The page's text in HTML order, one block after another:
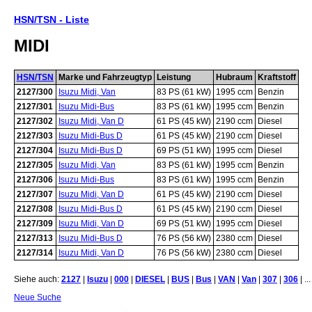
HSN/TSN - Liste
MIDI
HSN/TSN Marke und Fahrzeugtyp Leistung Hubraum
Kraftstoff
2127/300
Isuzu Midi, Van 83 PS (61 kW) 1995 ccm
Benzin
2127/301
Isuzu Midi-Bus 83 PS (61 kW) 1995 ccm
Benzin
2127/302
Isuzu Midi, Van D 61 PS (45 kW) 2190 ccm
Diesel
2127/303
Isuzu Midi-Bus D 61 PS (45 kW) 2190 ccm
Diesel
2127/304
Isuzu Midi-Bus D 69 PS (51 kW) 1995 ccm
Diesel
2127/305
Isuzu Midi, Van 83 PS (61 kW) 1995 ccm
Benzin
2127/306
Isuzu Midi-Bus 83 PS (61 kW) 1995 ccm
Benzin
2127/307
Isuzu Midi, Van D 61 PS (45 kW) 2190 ccm
Diesel
2127/308
Isuzu Midi-Bus D 61 PS (45 kW) 2190 ccm
Diesel
2127/309
Isuzu Midi, Van D 69 PS (51 kW) 1995 ccm
Diesel
2127/313
Isuzu Midi-Bus D 76 PS (56 kW) 2380 ccm
Diesel
2127/314
Isuzu Midi, Van D 76 PS (56 kW) 2380 ccm Diesel
Siehe auch: 2127 Isuzu 000 DIESEL BUS Bus VAN Van 307 306 | ...
Neue Suche